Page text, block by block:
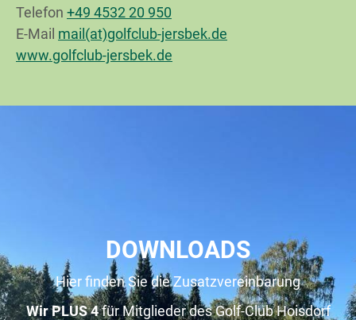
Telefon +49 4532 20 950
E-Mail mail(at)golfclub-jersbek.de
www.golfclub-jersbek.de
DOWNLOADS
Hier finden Sie die Zusatzvereinbarung
Wir PLUS 4für Mitglieder des Golf-Club Hoisdorf